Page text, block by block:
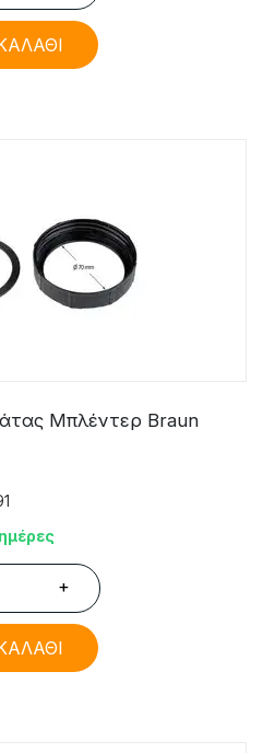
Μπλέντερ Braun
+